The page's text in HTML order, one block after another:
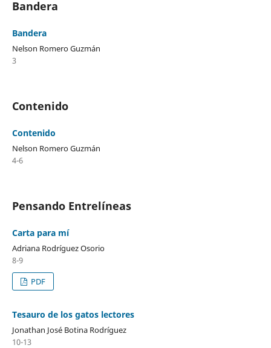
Bandera
Bandera
Nelson Romero Guzmán
3
Contenido
Contenido
Nelson Romero Guzmán
4-6
Pensando Entrelíneas
Carta para mí
Adriana Rodríguez Osorio
8-9
PDF
Tesauro de los gatos lectores
Jonathan José Botina Rodríguez
10-13